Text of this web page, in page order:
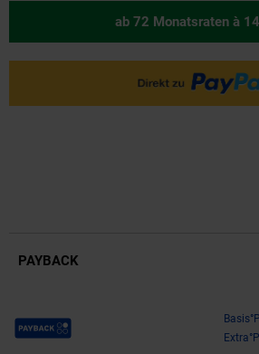
ab 72 Monatsraten à
PAYBACK
Payback Punkte